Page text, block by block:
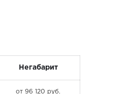
Негабарит
от 96 120 руб.